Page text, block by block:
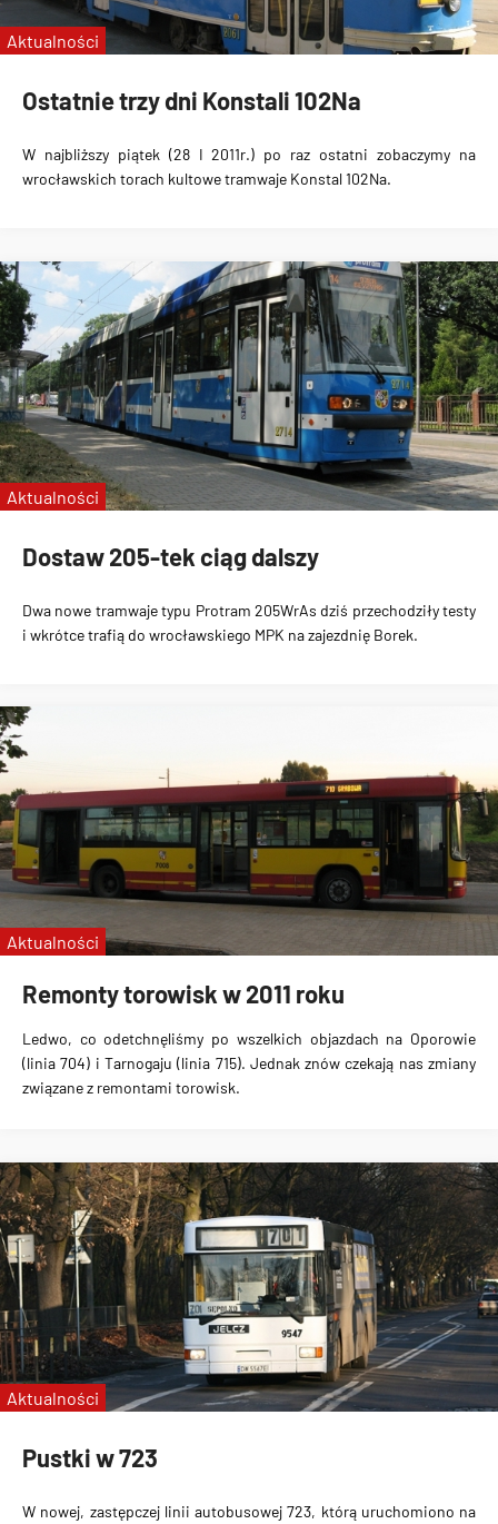
Ostatnie trzy dni Konstali 102Na
W najbliższy piątek (28 I 2011r.) po raz ostatni zobaczymy na
wrocławskich torach kultowe tramwaje Konstal 102Na.
Aktualności
Dostaw 205-tek ciąg dalszy
Dwa nowe tramwaje typu Protram 205WrAs dziś przechodziły testy
i wkrótce trafią do wrocławskiego MPK na zajezdnię Borek.
Aktualności
Remonty torowisk w 2011 roku
Ledwo, co odetchnęliśmy po wszelkich objazdach na Oporowie
(linia 704) i Tarnogaju (linia 715). Jednak znów czekają nas zmiany
związane z remontami torowisk.
Aktualności
Pustki w 723
W nowej, zastępczej linii autobusowej 723, którą uruchomiono na
Aktualności